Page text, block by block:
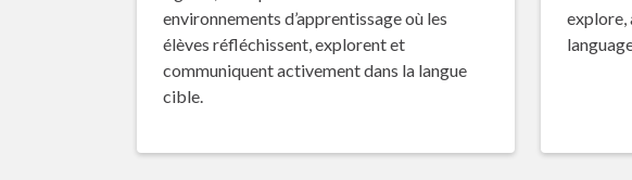
environnements d’apprentissage où les
élèves réfléchissent, explorent et
communiquent activement dans la langue
cible.
explore,